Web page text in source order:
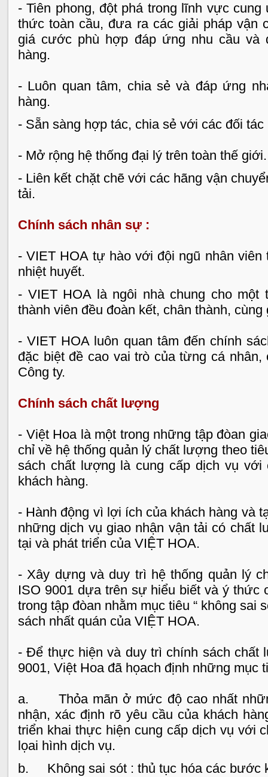
- Tiên phong, đột phá trong lĩnh vực
thức toàn cầu, đưa ra các giải pháp vận
giá cước phù hợp đáp ứng nhu cầu và
hàng.
- Luôn quan tâm, chia sẻ và đáp ứng
hàng.
- Sẵn sàng hợp tác, chia sẻ với các đối
- Mở rộng hệ thống đại lý trên toàn thế giới.
- Liên kết chặt chẽ với các hãng vận
tải.
Chính sách nhân sự :
- VIET HOA tự hào với đội ngũ nhân viên
nhiệt huyết.
- VIET HOA là ngôi nhà chung cho một
thành viên đều đoàn kết, chân thành,
- VIET HOA luôn quan tâm đến chính
đặc biệt đề cao vai trò của từng cá
Công ty.
Chính sách chất lượng
- Việt Hoa là một trong những tập đòan
chỉ về hệ thống quản lý chất lượng theo
sách chất lượng là cung cấp dịch vụ
khách hàng.
- Hành động vì lợi ích của khách hàng và
những dịch vụ giao nhận vận tải có chất
tại và phát triển của VIỆT HOA.
- Xây dựng và duy trì hệ thống quản lý
ISO 9001 dựa trên sự hiểu biết và ý thức
trong tập đòan nhằm mục tiêu “ không sai
sách nhất quán của VIỆT HOA.
- Để thực hiện và duy trì chính sách chất
9001, Việt Hoa đã họach định những
a. Thỏa mãn ở mức độ cao nhất
nhận, xác định rõ yêu cầu của khách
triển khai thực hiện cung cấp dịch vụ với
lọai hình dịch vụ.
b. Không sai sót : thủ tục hóa các bước